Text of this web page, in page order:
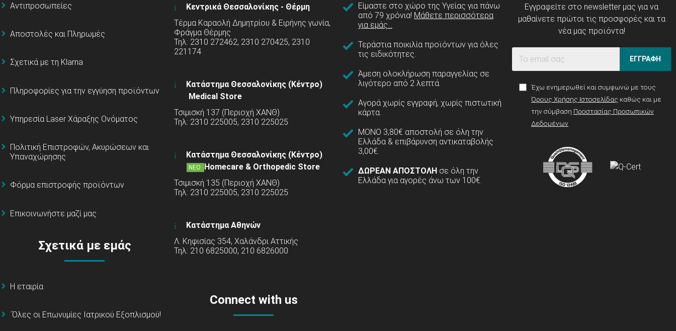
Αντιπροσωπείες
Αποστολές και Πληρωμές
Σχετικά με τη Klarna
Πληροφορίες για την εγγύηση προϊόντων
Υπηρεσία Laser Χάραξης Ονόματος
Πολιτική Επιστροφών, Ακυρώσεων και
Υπαναχώρησης
Φόρμα επιστροφής προϊόντων
Επικοινωνήστε μαζί μας
Σχετικά με εμάς
Η εταιρία
΄Όλες οι Επωνυμίες Ιατρικού Εξοπλισμού!
Κεντρικά Θεσσαλονίκης - Θέρμη
Τέρμα Καραολή Δημητρίου & Ειρήνης γωνία,
Φράγμα Θέρμης
Τηλ: 2310 272462, 2310 270425, 2310
221174
Κατάστημα Θεσσαλονίκης (Κέντρο)
Medical Store
Τσιμισκή 137 (Περιοχή ΧΑΝΘ)
Τηλ: 2310 225005, 2310 225025
Κατάστημα Θεσσαλονίκης (Κέντρο)
ΝΕΟ
Homecare & Orthopedic Store
Τσιμισκή 135 (Περιοχή ΧΑΝΘ)
Τηλ: 2310 225005, 2310 225025
Κατάστημα Αθηνών
Λ. Κηφισίας 354, Χαλάνδρι Αττικής
Τηλ: 210 6825000, 210 6826000
Connect with us
Είμαστε στο χώρο της Υγείας για πάνω
από 79 χρόνια! Μάθετε περισσότερα
για εμάς...
Τεράστια ποικιλία προϊόντων για όλες
τις ειδικότητες.
Άμεση ολοκλήρωση παραγγελίας σε
λιγότερο από 2 λεπτά.
Αγορά χωρίς εγγραφή, χωρίς πιστωτική
κάρτα.
ΜΟΝΟ 3,80€ αποστολή σε όλη την
Ελλάδα & επιβάρυνση αντικαταβολής
3,00€.
ΔΩΡΕΑΝ ΑΠΟΣΤΟΛΗ σε όλη την
Ελλάδα για αγορές άνω των 100€.
Εγγραφείτε στο newsletter μας για να
μαθαίνετε πρώτοι τις προσφορές και τα
νέα μας προϊόντα!
ΕΓΓΡΑΦΗ
Έχω ενημερωθεί και συμφωνώ με τους
Όρους Χρήσης Ιστοσελίδας καθώς και με
την σύμβαση Προστασίας Προσωπικών
Δεδομένων